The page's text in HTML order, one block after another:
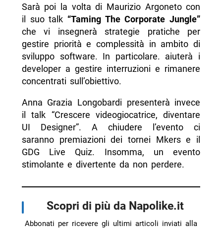
Sarà poi la volta di Maurizio Argoneto con
il suo talk “Taming The Corporate Jungle”
che vi insegnerà strategie pratiche per
gestire priorità e complessità in ambito di
sviluppo software. In particolare. aiuterà i
developer a gestire interruzioni e rimanere
concentrati sull’obiettivo.
Anna Grazia Longobardi presenterà invece
il talk “Crescere videogiocatrice, diventare
UI Designer”. A chiudere l’evento ci
saranno premiazioni dei tornei Mkers e il
GDG Live Quiz. Insomma, un evento
stimolante e divertente da non perdere.
Scopri di più da Napolike.it
Abbonati per ricevere gli ultimi articoli inviati alla